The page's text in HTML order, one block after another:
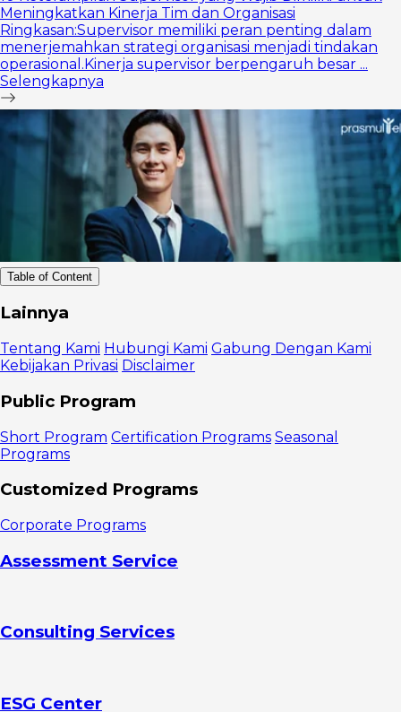
Meningkatkan Kinerja Tim dan Organisasi
Ringkasan:Supervisor memiliki peran penting dalam
menerjemahkan strategi organisasi menjadi tindakan
operasional.Kinerja supervisor berpengaruh besar ...
Selengkapnya
Table of Content
Keuntungan
Melacak
Customer
Engagement
metrik
Memahami
perasaan
pelanggan
Mengidentifikasi
kekuatan dan
kelemahan
bisnis
pendekatan
strategis
Keberhasilan
yang Penting
Lainnya
Tentang Kami Hubungi Kami Gabung Dengan Kami
Kebijakan Privasi Disclaimer
Public Program
Short Program Certification Programs Seasonal
Programs
Customized Programs
Corporate Programs
Assessment Service
Consulting Services
ESG Center